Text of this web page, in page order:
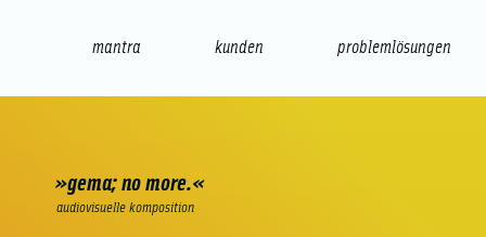
mantra kunden problemlösungen
»gema; no more.«
audiovisuelle komposition